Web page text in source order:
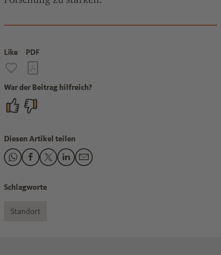
Like PDF
War der Beitrag hilfreich?
Diesen Artikel teilen
Den Beitrag "Rheinland-pfälzische Landesregierung zu
Den Beitrag "Rheinland-pfälzische Landesregierung
Den Beitrag "Rheinland-pfälzische
Den Beitrag "Rheinland-pfälzische
Den Beitrag "Rheinland-pfälzische
Schlagworte
Standort